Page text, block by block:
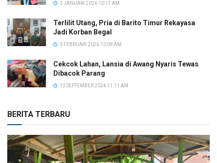
3 JANUARI 2026 10:17 AM
Terlilit Utang, Pria di Barito Timur Rekayasa
Jadi Korban Begal
3 FEBRUARI 2026 10:09 AM
Cekcok Lahan, Lansia di Awang Nyaris Tewas
Dibacok Parang
13 SEPTEMBER 2024 11:11 AM
BERITA TERBARU